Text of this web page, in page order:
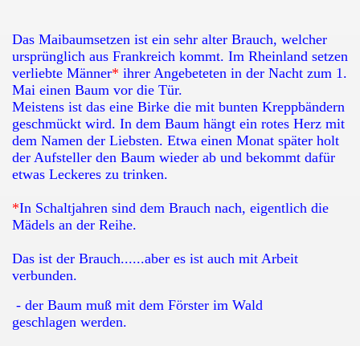
Das Maibaumsetzen ist ein sehr alter Brauch, welcher
ursprünglich aus Frankreich kommt. Im Rheinland setzen
verliebte Männer* ihrer Angebeteten in der Nacht zum 1.
Mai einen Baum vor die Tür.
Meistens ist das eine Birke die mit bunten Kreppbändern
geschmückt wird. In dem Baum hängt ein rotes Herz mit
dem Namen der Liebsten. Etwa einen Monat später holt
der Aufsteller den Baum wieder ab und bekommt dafür
etwas Leckeres zu trinken.
*In Schaltjahren sind dem Brauch nach, eigentlich die
Mädels an der Reihe.
Das ist der Brauch......aber es ist auch mit Arbeit
verbunden.
- der Baum muß mit dem Förster im Wald
geschlagen werden.